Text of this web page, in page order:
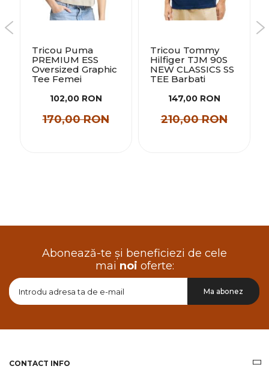
Tricou Puma
PREMIUM ESS
Oversized Graphic
Tee Femei
102,00 RON
170,00 RON
Tricou Tommy
Hilfiger TJM 90S
NEW CLASSICS SS
TEE Barbati
147,00 RON
210,00 RON
Abonează-te și beneficiezi de cele
mai noi oferte:
sa
Ma abonez
CONTACT INFO